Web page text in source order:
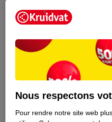
NIVEA Sun Lait Solaire
Sensitive Immediate
Protect+ FPS50+
200ml - Peaux sensibles
20.49
Nous respectons
Pour rendre notre site web